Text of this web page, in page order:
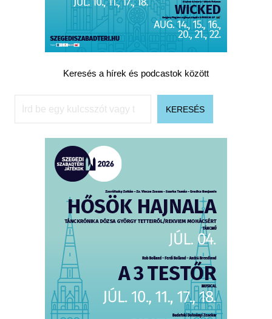
Keresés a hírek és podcastok között
Keresés
KERESÉS